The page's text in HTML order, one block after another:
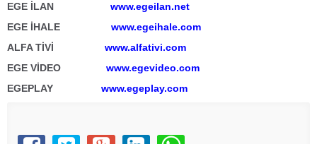
EGE İLAN www.egeilan.net
EGE İHALE www.egeihale.com
ALFA TİVİ www.alfativi.com
EGE VİDEO www.egevideo.com
EGEPLAY www.egeplay.com